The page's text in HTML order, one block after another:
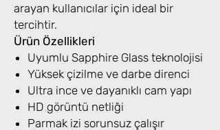
arayan kullanıcılar için ideal bir
tercihtir.
Ürün Özellikleri
Uyumlu Sapphire Glass teknolojisi
Yüksek çizilme ve darbe direnci
Ultra ince ve dayanıklı cam yapı
HD görüntü netliği
Parmak izi sorunsuz çalışır